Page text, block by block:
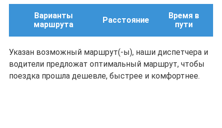
Варианты
маршрута
Расстояние
Время в
пути
Указан возможный маршрут(-ы), наши диспетчера и
водители предложат оптимальный маршрут, чтобы
поездка прошла дешевле, быстрее и комфортнее.